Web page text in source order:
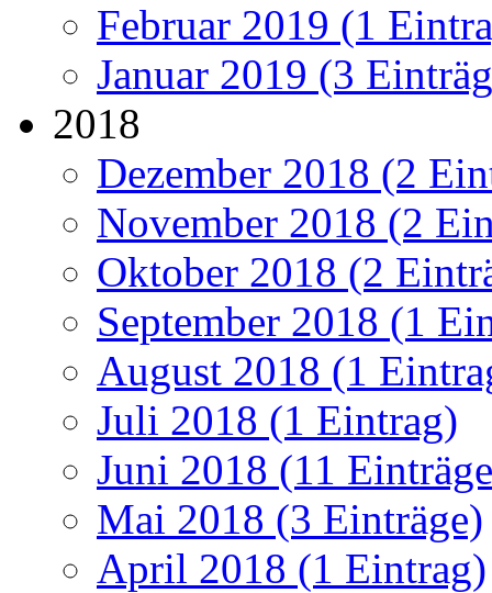
Februar 2019 (1
Januar 2019 (3
2018
Dezember 2018 (2
November 2018 (2
Oktober 2018 (2
September 2018 (1
August 2018 (1
Juli 2018 (1 Eintrag)
Juni 2018 (11
Mai 2018 (3 Einträge)
April 2018 (1 Eintrag)